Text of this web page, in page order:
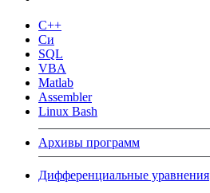
C++
Си
SQL
VBA
Matlab
Assembler
Linux Bash
Архивы программ
Дифференциальные уравнения